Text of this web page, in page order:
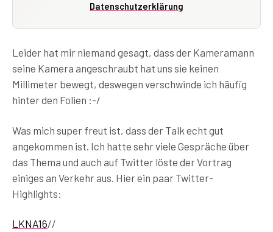
Datenschutzerklärung
Leider hat mir niemand gesagt, dass der Kameramann
seine Kamera angeschraubt hat uns sie keinen
Millimeter bewegt, deswegen verschwinde ich häufig
hinter den Folien :-/
Was mich super freut ist, dass der Talk echt gut
angekommen ist. Ich hatte sehr viele Gespräche über
das Thema und auch auf Twitter löste der Vortrag
einiges an Verkehr aus. Hier ein paar Twitter-
Highlights:
LKNA16//